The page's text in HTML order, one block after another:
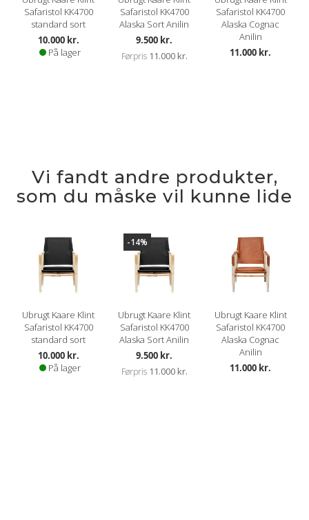
Safaristol KK4700
standard sort
10.000 kr.
På lager
Safaristol KK4700
Alaska Sort Anilin
Kampagnepris
9.500 kr.
Førpris 11.000 kr.
Safaristol KK4700
Alaska Cognac
Anilin
11.000 kr.
Vi fandt andre produkter,
som du måske vil kunne lide
Ubrugt Kaare Klint
Safaristol KK4700
standard sort
10.000 kr.
På lager
-14%
Ubrugt Kaare Klint
Safaristol KK4700
Alaska Sort Anilin
Kampagnepris
9.500 kr.
Førpris 11.000 kr.
Ubrugt Kaare Klint
Safaristol KK4700
Alaska Cognac
Anilin
11.000 kr.